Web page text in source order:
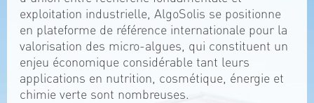
exploitation industrielle, AlgoSolis se positionne
en plateforme de référence internationale pour la
valorisation des micro-algues, qui constituent un
enjeu économique considérable tant leurs
applications en nutrition, cosmétique, énergie et
chimie verte sont nombreuses.